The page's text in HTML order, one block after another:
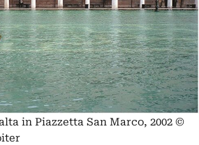
in Piazzetta San Marco, 2002 ©